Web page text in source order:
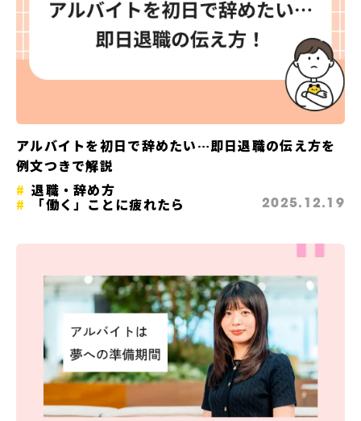
アルバイトを初日で辞めたい…即日退職の伝え方を
例文つきで解説
退職・辞め方
「働く」ことに疲れたら 2025.12.19